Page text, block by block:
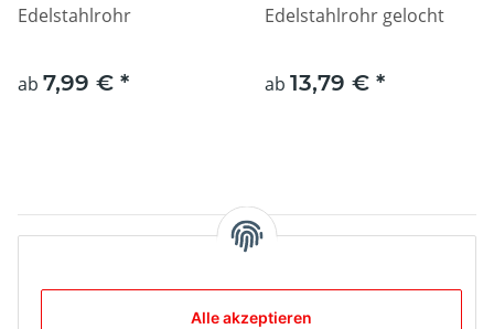
Edelstahlrohr
ab 7,99 € *
Edelstahlrohr gelocht
ab 13,79 € *
Artikel 1 - 2 von 2
Alle akzeptieren